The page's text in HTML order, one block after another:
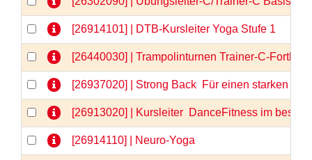
[26914101] | DTB-Kursleiter Yoga Stufe 1
[26440030] | Trampolinturnen Trainer-C-
[26937020] | Strong Back  Für einen starken
[26913020] | Kursleiter  DanceFitness im
[26914110] | Neuro-Yoga